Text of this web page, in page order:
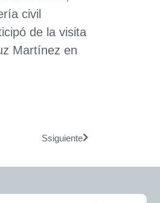
civil
de la visita
Martínez en
Ssiguiente